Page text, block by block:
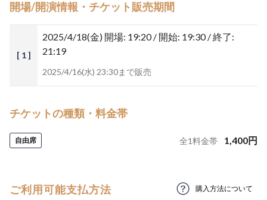
開場/開演情報・チケット販売期間
[ 1 ]
2025/4/18(金) 開場: 19:20 / 開始: 19:30 / 終了:
21:19
2025/4/16(水) 23:30まで販売
チケットの種類・料金帯
自由席 全1料金帯 1,400円
ご利用可能支払方法 購入方法について